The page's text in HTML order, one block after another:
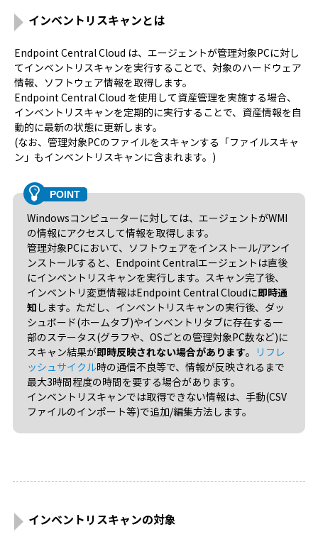
インベントリスキャンとは
Endpoint Central Cloud は、エージェントが管理対象PCに対し
てインベントリスキャンを実行することで、対象のハードウェア
情報、ソフトウェア情報を取得します。
Endpoint Central Cloud を使用して資産管理を実施する場合、
インベントリスキャンを定期的に実行することで、資産情報を自
動的に最新の状態に更新します。
(なお、管理対象PCのファイルをスキャンする「ファイルスキャ
ン」もインベントリスキャンに含まれます。)
Windowsコンピューターに対しては、エージェントがWMI
の情報にアクセスして情報を取得します。
管理対象PCにおいて、ソフトウェアをインストール/アンイ
ンストールすると、Endpoint Centralエージェントは直後
にインベントリスキャンを実行します。スキャン完了後、
インベントリ変更情報はEndpoint Central Cloudに即時通
知 します。ただし、インベントリスキャンの実行後、ダッ
シュボード(ホームタブ)やインベントリタブに存在する一
部のステータス(グラフや、OSごとの管理対象PC数など)に
スキャン結果が即時反映されない場合があります。 リフレ
ッシュサイクル時の通信不良等で、情報が反映されるまで
最大3時間程度の時間を要する場合があります。
インベントリスキャンでは取得できない情報は、手動(CSV
ファイルのインポート等)で追加/編集方法します。
インベントリスキャンの対象